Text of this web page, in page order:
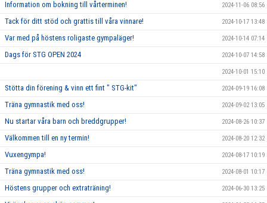
Information om bokning till vårterminen! 2024-11-06 08:56
Tack för ditt stöd och grattis till våra vinnare! 2024-10-17 13:48
Var med på höstens roligaste gympaläger! 2024-10-14 07:14
Dags för STG OPEN 2024 2024-10-07 14:58
2024-10-01 15:10
Stötta din förening & vinn ett fint " STG-kit" 2024-09-19 16:08
Träna gymnastik med oss! 2024-09-02 13:05
Nu startar våra barn och breddgrupper! 2024-08-26 10:37
Välkommen till en ny termin! 2024-08-20 12:32
Vuxengympa! 2024-08-17 10:19
Träna gymnastik med oss! 2024-08-01 10:17
Höstens grupper och extraträning! 2024-06-30 13:25